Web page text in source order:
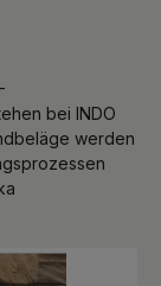
bei INDO
werden